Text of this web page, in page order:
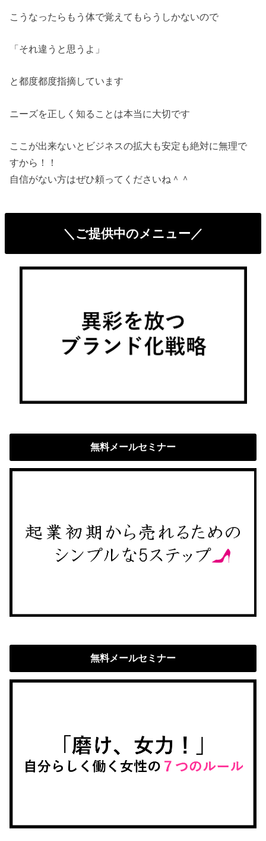
こうなったらもう体で覚えてもらうしかないので
「それ違うと思うよ」
と都度都度指摘しています
ニーズを正しく知ることは本当に大切です
ここが出来ないとビジネスの拡大も安定も絶対に無理で
すから！！
自信がない方はぜひ頼ってくださいね＾＾
＼ご提供中のメニュー／
無料メールセミナー
無料メールセミナー